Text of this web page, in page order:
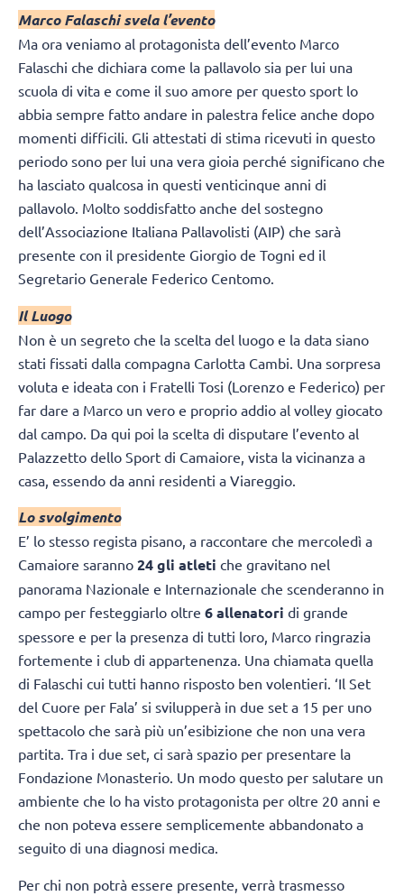
Marco Falaschi svela l’evento
Ma ora veniamo al protagonista dell’evento Marco
Falaschi che dichiara come la pallavolo sia per lui una
scuola di vita e come il suo amore per questo sport lo
abbia sempre fatto andare in palestra felice anche dopo
momenti difficili. Gli attestati di stima ricevuti in questo
periodo sono per lui una vera gioia perché significano che
ha lasciato qualcosa in questi venticinque anni di
pallavolo. Molto soddisfatto anche del sostegno
dell’Associazione Italiana Pallavolisti (AIP) che sarà
presente con il presidente Giorgio de Togni ed il
Segretario Generale Federico Centomo.
Il Luogo
Non è un segreto che la scelta del luogo e la data siano
stati fissati dalla compagna Carlotta Cambi. Una sorpresa
voluta e ideata con i Fratelli Tosi (Lorenzo e Federico) per
far dare a Marco un vero e proprio addio al volley giocato
dal campo. Da qui poi la scelta di disputare l’evento al
Palazzetto dello Sport di Camaiore, vista la vicinanza a
casa, essendo da anni residenti a Viareggio.
Lo svolgimento
E’ lo stesso regista pisano, a raccontare che mercoledì a
Camaiore saranno 24 gli atleti che gravitano nel
panorama Nazionale e Internazionale che scenderanno in
campo per festeggiarlo oltre 6 allenatori di grande
spessore e per la presenza di tutti loro, Marco ringrazia
fortemente i club di appartenenza. Una chiamata quella
di Falaschi cui tutti hanno risposto ben volentieri. ‘Il Set
del Cuore per Fala’ si svilupperà in due set a 15 per uno
spettacolo che sarà più un’esibizione che non una vera
partita. Tra i due set, ci sarà spazio per presentare la
Fondazione Monasterio. Un modo questo per salutare un
ambiente che lo ha visto protagonista per oltre 20 anni e
che non poteva essere semplicemente abbandonato a
seguito di una diagnosi medica.
Per chi non potrà essere presente, verrà trasmesso